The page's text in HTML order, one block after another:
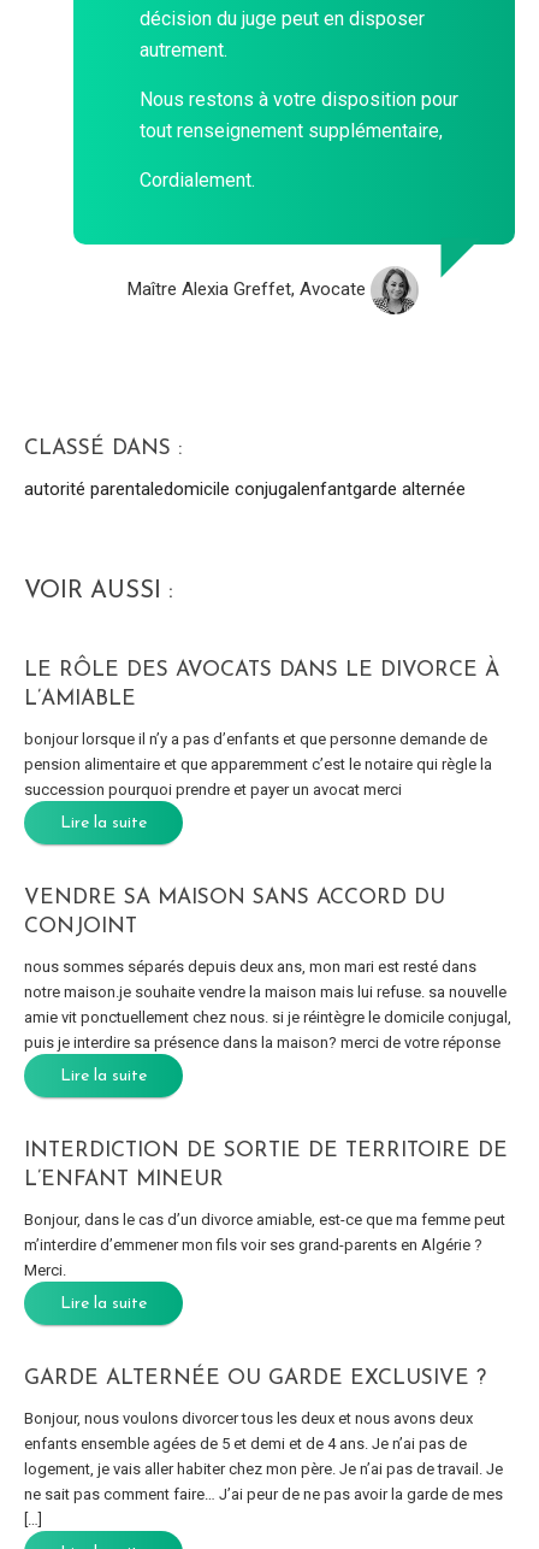
décision du juge peut en disposer
autrement.
Nous restons à votre disposition pour
tout renseignement supplémentaire,
Cordialement.
Maître Alexia Greffet, Avocate
CLASSÉ DANS :
autorité parentaledomicile conjugalenfantgarde alternée
VOIR AUSSI :
LE RÔLE DES AVOCATS DANS LE DIVORCE À
L’AMIABLE
bonjour lorsque il n’y a pas d’enfants et que personne demande de
pension alimentaire et que apparemment c’est le notaire qui règle la
succession pourquoi prendre et payer un avocat merci
Lire la suite
VENDRE SA MAISON SANS ACCORD DU
CONJOINT
nous sommes séparés depuis deux ans, mon mari est resté dans
notre maison.je souhaite vendre la maison mais lui refuse. sa nouvelle
amie vit ponctuellement chez nous. si je réintègre le domicile conjugal,
puis je interdire sa présence dans la maison? merci de votre réponse
Lire la suite
INTERDICTION DE SORTIE DE TERRITOIRE DE
L’ENFANT MINEUR
Bonjour, dans le cas d’un divorce amiable, est-ce que ma femme peut
m’interdire d’emmener mon fils voir ses grand-parents en Algérie ?
Merci.
Lire la suite
GARDE ALTERNÉE OU GARDE EXCLUSIVE ?
Bonjour, nous voulons divorcer tous les deux et nous avons deux
enfants ensemble agées de 5 et demi et de 4 ans. Je n’ai pas de
logement, je vais aller habiter chez mon père. Je n’ai pas de travail. Je
ne sait pas comment faire… J’ai peur de ne pas avoir la garde de mes